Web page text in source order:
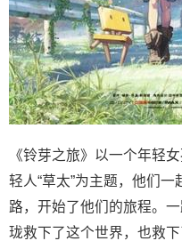
《铃芽之旅》以一个年轻
轻人“草太”为主题，他们
路，开始了他们的旅程。
珑救下了这个世界，也救